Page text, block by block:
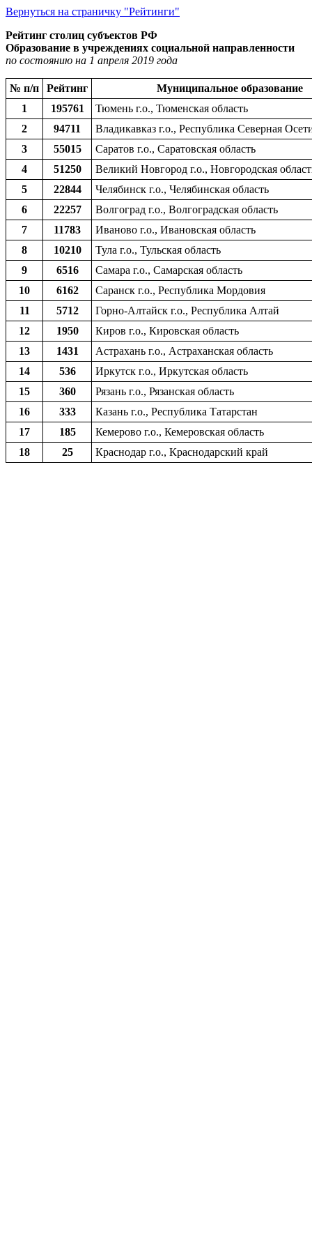
Вернуться на страничку "Рейтинги"
Рейтинг столиц субъектов РФ
Образование в учреждениях социальной направленности
по состоянию на 1 апреля 2019 года
№ п/п Рейтинг
Муниципальное образование
1
195761
Тюмень г.о., Тюменская область
2
94711
Владикавказ г.о., Республика Северная
3
55015
Саратов г.о., Саратовская область
4
51250
Великий Новгород г.о., Новгородская
5
22844
Челябинск г.о., Челябинская область
6
22257
Волгоград г.о., Волгоградская область
7
11783
Иваново г.о., Ивановская область
8
10210
Тула г.о., Тульская область
9
6516
Самара г.о., Самарская область
10
6162
Саранск г.о., Республика Мордовия
11
5712
Горно-Алтайск г.о., Республика Алтай
12
1950
Киров г.о., Кировская область
13
1431
Астрахань г.о., Астраханская область
14
536
Иркутск г.о., Иркутская область
15
360
Рязань г.о., Рязанская область
16
333
Казань г.о., Республика Татарстан
17
185
Кемерово г.о., Кемеровская область
18
25 Краснодар г.о., Краснодарский край